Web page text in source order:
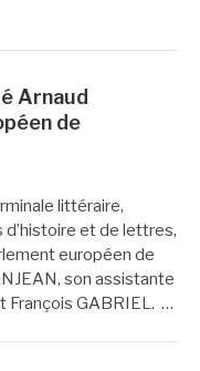
Arnaud
de
littéraire,
et de lettres,
européen de
son assistante
François GABRIEL. …